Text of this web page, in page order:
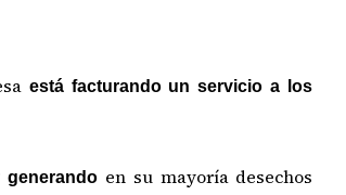
está facturando un servicio a los
en su mayoría desechos